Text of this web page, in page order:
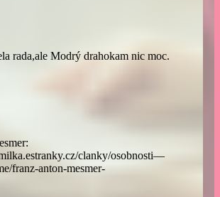
rada,ale Modrý drahokam nic moc.
clanky/osobnosti—
franz-anton-mesmer-